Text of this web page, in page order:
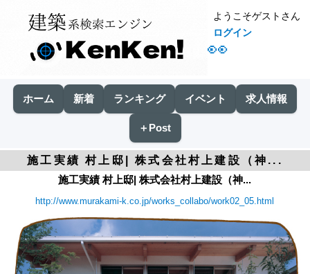
👀
ようこそゲストさん
ログイン
ホーム 新着 ランキング イベント 求人情報
＋Post
施工実績 村上邸| 株式会社村上建設（神...
施工実績 村上邸| 株式会社村上建設（神...
http://www.murakami-k.co.jp/works_collabo/work02_05.html